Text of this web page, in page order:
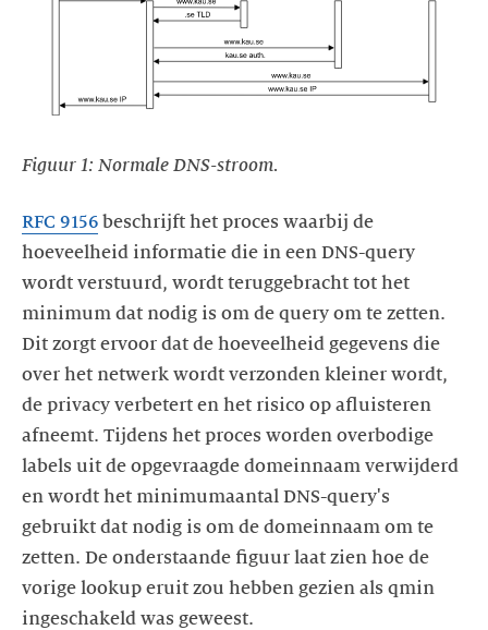
Figuur 1: Normale DNS-stroom.
RFC 9156 beschrijft het proces waarbij de
hoeveelheid informatie die in een DNS-query
wordt verstuurd, wordt teruggebracht tot het
minimum dat nodig is om de query om te zetten.
Dit zorgt ervoor dat de hoeveelheid gegevens die
over het netwerk wordt verzonden kleiner wordt,
de privacy verbetert en het risico op afluisteren
afneemt. Tijdens het proces worden overbodige
labels uit de opgevraagde domeinnaam verwijderd
en wordt het minimumaantal DNS-query's
gebruikt dat nodig is om de domeinnaam om te
zetten. De onderstaande figuur laat zien hoe de
vorige lookup eruit zou hebben gezien als qmin
ingeschakeld was geweest.